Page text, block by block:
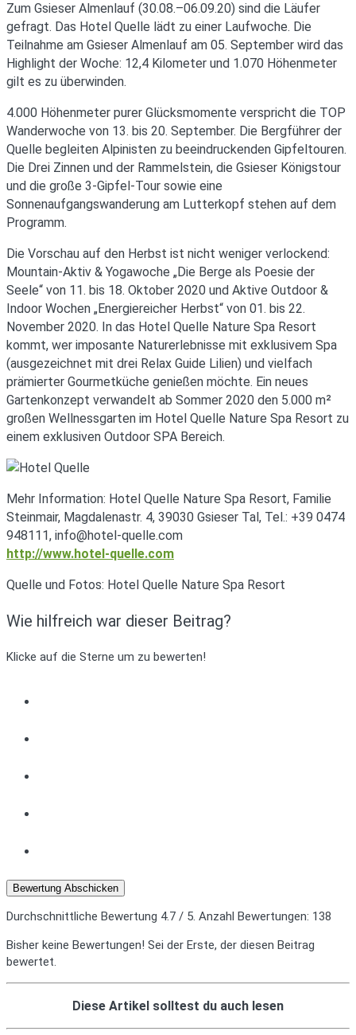
Zum Gsieser Almenlauf (30.08.–06.09.20) sind die Läufer
gefragt. Das Hotel Quelle lädt zu einer Laufwoche. Die
Teilnahme am Gsieser Almenlauf am 05. September wird das
Highlight der Woche: 12,4 Kilometer und 1.070 Höhenmeter
gilt es zu überwinden.
4.000 Höhenmeter purer Glücksmomente verspricht die TOP
Wanderwoche von 13. bis 20. September. Die Bergführer der
Quelle begleiten Alpinisten zu beeindruckenden Gipfeltouren.
Die Drei Zinnen und der Rammelstein, die Gsieser Königstour
und die große 3-Gipfel-Tour sowie eine
Sonnenaufgangswanderung am Lutterkopf stehen auf dem
Programm.
Die Vorschau auf den Herbst ist nicht weniger verlockend:
Mountain-Aktiv & Yogawoche „Die Berge als Poesie der
Seele“ von 11. bis 18. Oktober 2020 und Aktive Outdoor &
Indoor Wochen „Energiereicher Herbst“ von 01. bis 22.
November 2020. In das Hotel Quelle Nature Spa Resort
kommt, wer imposante Naturerlebnisse mit exklusivem Spa
(ausgezeichnet mit drei Relax Guide Lilien) und vielfach
prämierter Gourmetküche genießen möchte. Ein neues
Gartenkonzept verwandelt ab Sommer 2020 den 5.000 m²
großen Wellnessgarten im Hotel Quelle Nature Spa Resort zu
einem exklusiven Outdoor SPA Bereich.
Mehr Information: Hotel Quelle Nature Spa Resort, Familie
Steinmair, Magdalenastr. 4, 39030 Gsieser Tal, Tel.: +39 0474
948111, info@hotel-quelle.com
http://www.hotel-quelle.com
Quelle und Fotos: Hotel Quelle Nature Spa Resort
Wie hilfreich war dieser Beitrag?
Klicke auf die Sterne um zu bewerten!
Bewertung Abschicken
Durchschnittliche Bewertung 4.7 / 5. Anzahl Bewertungen: 138
Bisher keine Bewertungen! Sei der Erste, der diesen Beitrag
bewertet.
Diese Artikel solltest du auch lesen